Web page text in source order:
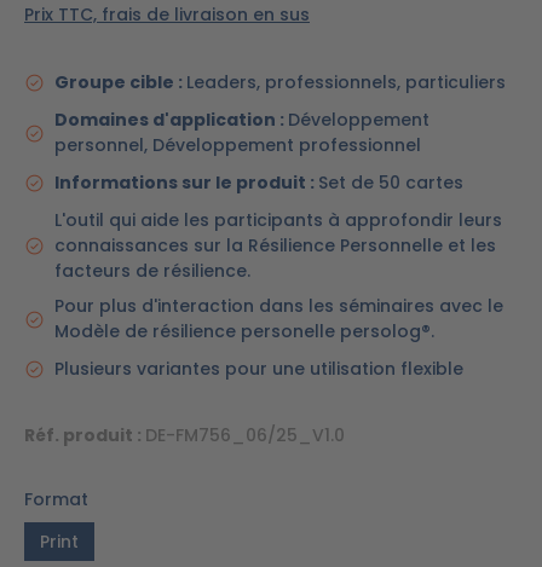
Prix TTC, frais de livraison en sus
Groupe cible : Leaders, professionnels, particuliers
Domaines d'application : Développement
personnel, Développement professionnel
Informations sur le produit : Set de 50 cartes
L'outil qui aide les participants à approfondir leurs
connaissances sur la Résilience Personnelle et les
facteurs de résilience.
Pour plus d'interaction dans les séminaires avec le
Modèle de résilience personelle persolog®.
Plusieurs variantes pour une utilisation flexible
Réf. produit : DE-FM756_06/25_V1.0
Format
Print